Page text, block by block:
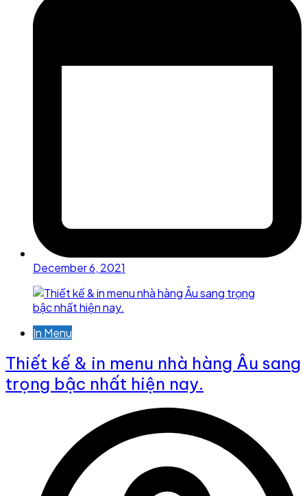
December 6, 2021
In Menu
Thiết kế & in menu nhà hàng Âu sang
trọng bậc nhất hiện nay.